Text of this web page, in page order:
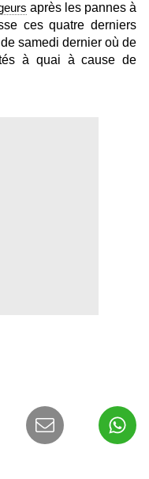
après les pannes à
ces quatre derniers
samedi dernier où de
à quai à cause de